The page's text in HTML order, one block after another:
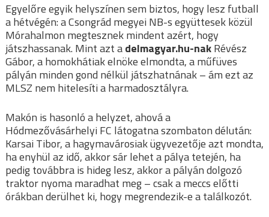
Egyelőre egyik helyszínen sem biztos, hogy lesz futball
a hétvégén: a Csongrád megyei NB-s együttesek közül
Mórahalmon megtesznek mindent azért, hogy
játszhassanak. Mint azt adelmagyar.hu-nakRévész
Gábor, a homokhátiak elnöke elmondta, a műfüves
pályán minden gond nélkül játszhatnának – ám ezt az
MLSZ nem hitelesíti a harmadosztályra.
Makón is hasonló a helyzet, ahová a
Hódmezővásárhelyi FC látogatna szombaton délután:
Karsai Tibor, a hagymavárosiak ügyvezetője azt mondta,
ha enyhül az idő, akkor sár lehet a pálya tetején, ha
pedig továbbra is hideg lesz, akkor a pályán dolgozó
traktor nyoma maradhat meg – csak a meccs előtti
órákban derülhet ki, hogy megrendezik-e a találkozót.